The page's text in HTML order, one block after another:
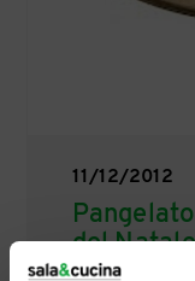
11/12/2012
del Natale